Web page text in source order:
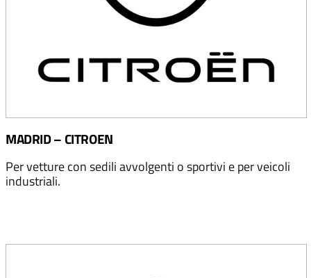
MADRID – CITROEN
Per vetture con sedili avvolgenti o sportivi e per veicoli
industriali.